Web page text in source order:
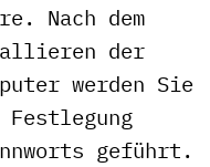
Nach dem
der
werden Sie
geführt.